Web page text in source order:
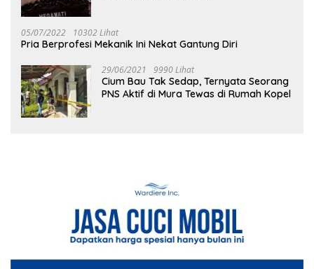
05/07/2022 10302 Lihat
Pria Berprofesi Mekanik Ini Nekat Gantung Diri
29/06/2021 9990 Lihat
Cium Bau Tak Sedap, Ternyata Seorang
PNS Aktif di Mura Tewas di Rumah Kopel